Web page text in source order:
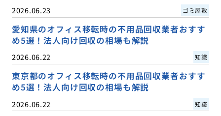
2026.06.23 ゴミ屋敷
愛知県のオフィス移転時の不用品回収業者おすす
め5選！法人向け回収の相場も解説
2026.06.22 知識
東京都のオフィス移転時の不用品回収業者おすす
め5選！法人向け回収の相場も解説
2026.06.22 知識